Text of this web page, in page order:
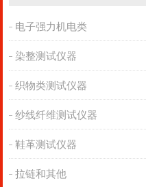
电子强力机电类
染整测试仪器
织物类测试仪器
纱线纤维测试仪器
鞋革测试仪器
拉链和其他